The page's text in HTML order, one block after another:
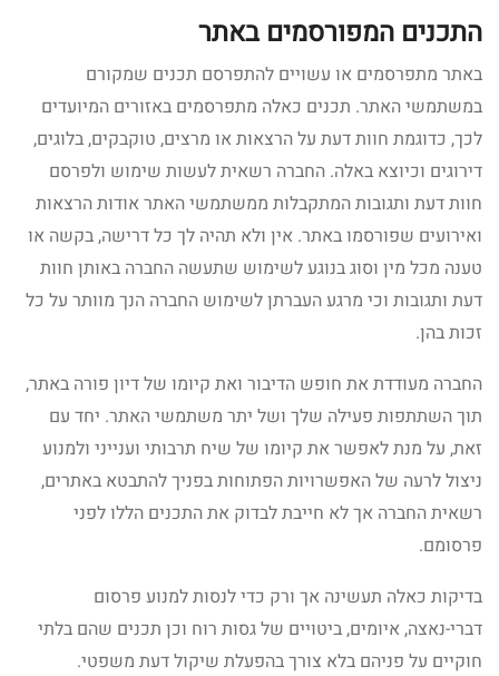
התכנים המפורסמים באתר
באתר מתפרסמים או עשויים להתפרסם תכנים שמקורם
במשתמשי האתר. תכנים כאלה מתפרסמים באזורים המיועדים
לכך, כדוגמת חוות דעת על הרצאות או מרצים, טוקבקים, בלוגים,
דירוגים וכיוצא באלה. החברה רשאית לעשות שימוש ולפרסם
חוות דעת ותגובות המתקבלות ממשתמשי האתר אודות הרצאות
ואירועים שפורסמו באתר. אין ולא תהיה לך כל דרישה, בקשה או
טענה מכל מין וסוג בנוגע לשימוש שתעשה החברה באותן חוות
דעת ותגובות וכי מרגע העברתן לשימוש החברה הנך מוותר על כל
זכות בהן.
החברה מעודדת את חופש הדיבור ואת קיומו של דיון פורה באתר,
תוך השתתפות פעילה שלך ושל יתר משתמשי האתר. יחד עם
זאת, על מנת לאפשר את קיומו של שיח תרבותי וענייני ולמנוע
ניצול לרעה של האפשרויות הפתוחות בפניך להתבטא באתרים,
רשאית החברה אך לא חייבת לבדוק את התכנים הללו לפני
פרסומם.
בדיקות כאלה תעשינה אך ורק כדי לנסות למנוע פרסום
דברי-נאצה, איומים, ביטויים של גסות רוח וכן תכנים שהם בלתי
חוקיים על פניהם בלא צורך בהפעלת שיקול דעת משפטי.